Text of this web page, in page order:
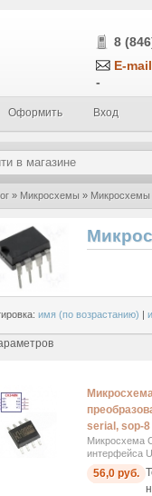
8
E-
-
Оформить Вход
» Микросхемы » Микросхемы
имя (по возрастанию) |
serial, sop-8
Микросхема
интерфейса
56,0 руб.